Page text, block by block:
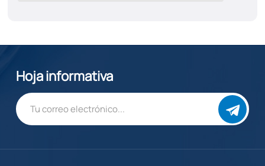
con fluidos supercríticos...
Hoja informativa